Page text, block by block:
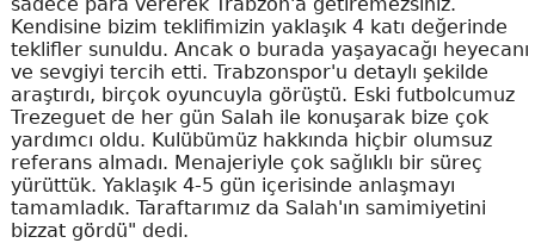
Kendisine bizim teklifimizin yaklaşık 4 katı değerinde
teklifler sunuldu. Ancak o burada yaşayacağı heyecanı
ve sevgiyi tercih etti. Trabzonspor'u detaylı şekilde
araştırdı, birçok oyuncuyla görüştü. Eski futbolcumuz
Trezeguet de her gün Salah ile konuşarak bize çok
yardımcı oldu. Kulübümüz hakkında hiçbir olumsuz
referans almadı. Menajeriyle çok sağlıklı bir süreç
yürüttük. Yaklaşık 4-5 gün içerisinde anlaşmayı
tamamladık. Taraftarımız da Salah'ın samimiyetini
bizzat gördü" dedi.